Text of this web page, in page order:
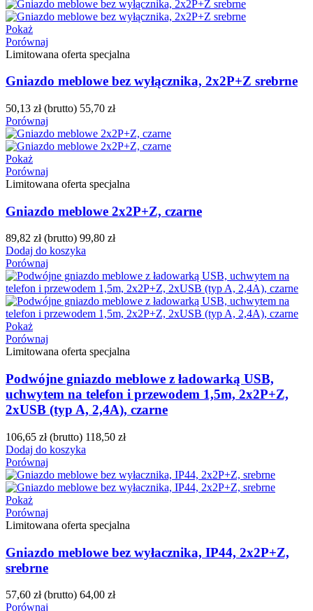
Pokaż
Porównaj
Limitowana oferta specjalna
Gniazdo meblowe bez wyłącznika, 2x2P+Z srebrne
50,13 zł (brutto) 55,70 zł
Porównaj
Pokaż
Porównaj
Limitowana oferta specjalna
Gniazdo meblowe 2x2P+Z, czarne
89,82 zł (brutto) 99,80 zł
Dodaj do koszyka
Porównaj
Pokaż
Porównaj
Limitowana oferta specjalna
Podwójne gniazdo meblowe z ładowarką USB,
uchwytem na telefon i przewodem 1,5m, 2x2P+Z,
2xUSB (typ A, 2,4A), czarne
106,65 zł (brutto) 118,50 zł
Dodaj do koszyka
Porównaj
Pokaż
Porównaj
Limitowana oferta specjalna
Gniazdo meblowe bez wyłacznika, IP44, 2x2P+Z,
srebrne
57,60 zł (brutto) 64,00 zł
Porównaj